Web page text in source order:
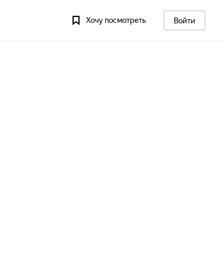
Хочу посмотреть Войти